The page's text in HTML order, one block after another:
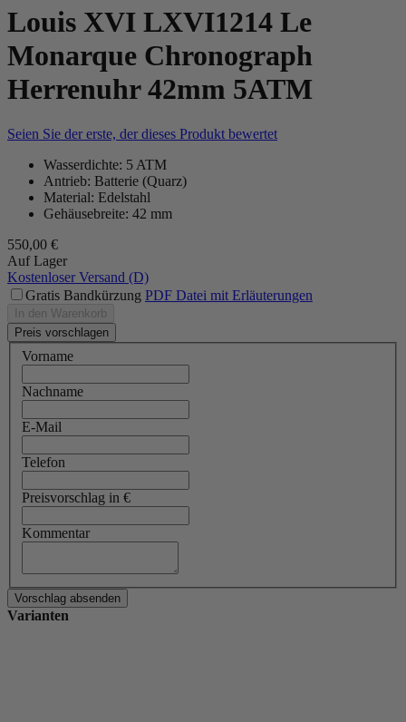
Louis XVI LXVI1214 Le
Monarque Chronograph
Herrenuhr 42mm 5ATM
Seien Sie der erste, der dieses Produkt bewertet
Wasserdichte: 5 ATM
Antrieb: Batterie (Quarz)
Material: Edelstahl
Gehäusebreite: 42 mm
550,00 €
Auf Lager
Kostenloser Versand (D)
Gratis Bandkürzung PDF Datei mit Erläuterungen
In den Warenkorb
Preis vorschlagen
Vorname
Nachname
E-Mail
Telefon
Preisvorschlag in €
Kommentar
Varianten